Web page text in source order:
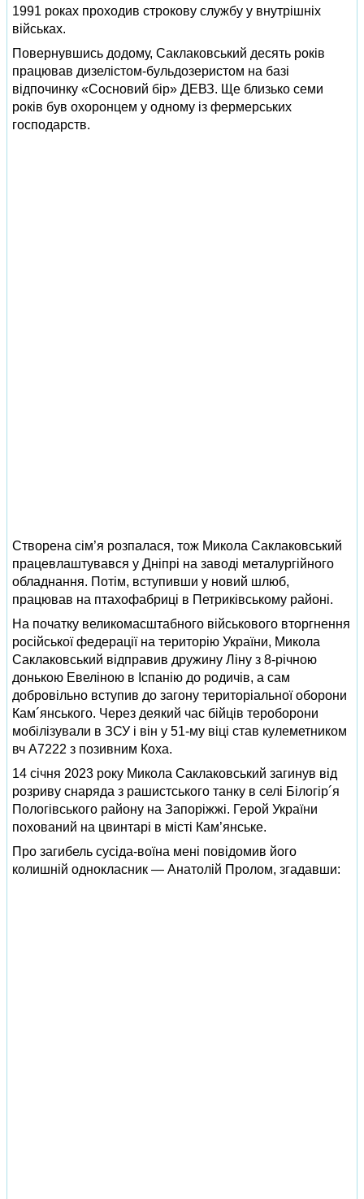
1991 роках проходив строкову службу у внутрішніх
військах.
Повернувшись додому, Саклаковський десять років
працював дизелістом-бульдозеристом на базі
відпочинку «Сосновий бір» ДЕВЗ. Ще близько семи
років був охоронцем у одному із фермерських
господарств.
Створена сім’я розпалася, тож Микола Саклаковський
працевлаштувався у Дніпрі на заводі металургійного
обладнання. Потім, вступивши у новий шлюб,
працював на птахофабриці в Петриківському районі.
На початку великомасштабного військового вторгнення
російської федерації на територію України, Микола
Саклаковський відправив дружину Ліну з 8‑річною
донькою Евеліною в Іспанію до родичів, а сам
добровільно вступив до загону територіальної оборони
Кам´янського. Через деякий час бійців тероборони
мобілізували в ЗСУ і він у 51‑му віці став кулеметником
вч А7222 з позивним Коха.
14 січня 2023 року Микола Саклаковський загинув від
розриву снаряда з рашистського танку в селі Білогір´я
Пологівського району на Запоріжжі. Герой України
похований на цвинтарі в місті Кам’янське.
Про загибель сусіда-воїна мені повідомив його
колишній однокласник — Анатолій Пролом, згадавши: